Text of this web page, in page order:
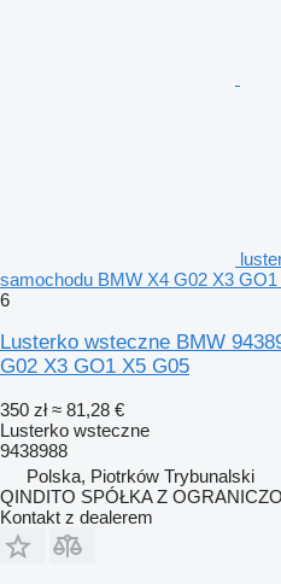
samochodu BMW X4 G02 X3
6
Lusterko wsteczne BMW
G02 X3 GO1 X5 G05
350 zł ≈ 81,28 €
Lusterko wsteczne
9438988
Polska, Piotrków Trybunalski
QINDITO SPÓŁKA Z
Kontakt z dealerem